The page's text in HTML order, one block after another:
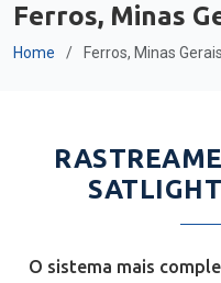
Ferros, Minas
Home Ferros, Minas Gerais
O sistema mais